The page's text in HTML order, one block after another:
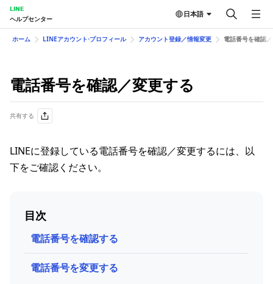
LINE
ヘルプセンター
日本語
ホーム LINEアカウント⋅プロフィール アカウント登録／情報変更 電話番号を確認
電話番号を確認／変更する
共有する
LINEに登録している電話番号を確認／変更するには、以
下をご確認ください。
目次
電話番号を確認する
電話番号を変更する